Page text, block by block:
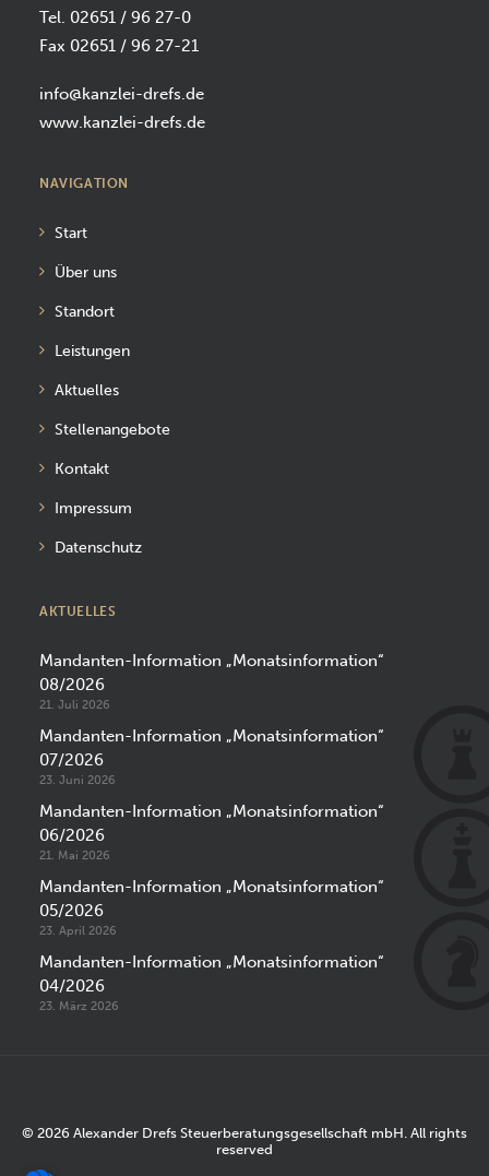
Tel. 02651 / 96 27-0
Fax 02651 / 96 27-21
info@kanzlei-drefs.de
www.kanzlei-drefs.de
NAVIGATION
Start
Über uns
Standort
Leistungen
Aktuelles
Stellenangebote
Kontakt
Impressum
Datenschutz
AKTUELLES
Mandanten-Information „Monatsinformation“
08/2026
21. Juli 2026
Mandanten-Information „Monatsinformation“
07/2026
23. Juni 2026
Mandanten-Information „Monatsinformation“
06/2026
21. Mai 2026
Mandanten-Information „Monatsinformation“
05/2026
23. April 2026
Mandanten-Information „Monatsinformation“
04/2026
23. März 2026
© 2026 Alexander Drefs Steuerberatungsgesellschaft mbH. All rights
reserved